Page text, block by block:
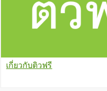
เกี่ยวกับติวฟรี